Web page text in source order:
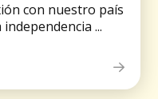
con nuestro país
...